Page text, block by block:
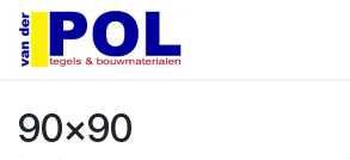
Overslaan naar inhoud
90x90